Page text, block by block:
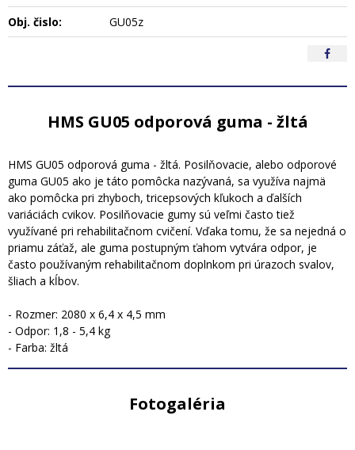
Obj. čislo:
GU05z
HMS GU05 odporová guma - žltá
HMS GU05 odporová guma - žltá. Posilňovacie, alebo odporové
guma GU05 ako je táto pomôcka nazývaná, sa využíva najmä
ako pomôcka pri zhyboch, tricepsových kľukoch a ďalších
variáciách cvikov. Posilňovacie gumy sú veľmi často tiež
využívané pri rehabilitačnom cvičení. Vďaka tomu, že sa nejedná o
priamu záťaž, ale guma postupným ťahom vytvára odpor, je
často používaným rehabilitačnom doplnkom pri úrazoch svalov,
šliach a kĺbov.
- Rozmer: 2080 x 6,4 x 4,5 mm
- Odpor: 1,8 - 5,4 kg
- Farba: žltá
Fotogaléria